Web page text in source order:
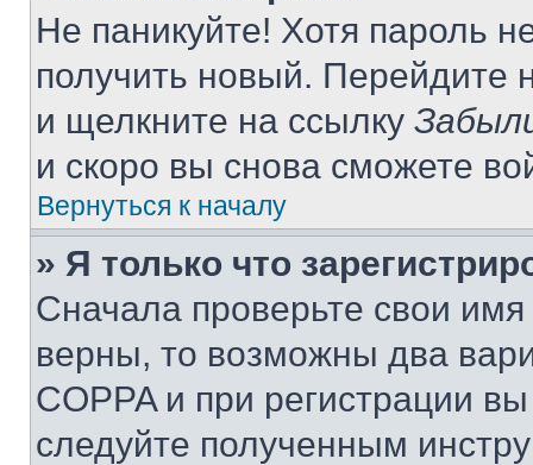
Не паникуйте! Хотя пароль
получить новый. Перейдите
и щелкните на ссылку
и скоро вы снова сможете
Вернуться к началу
» Я только что
Сначала проверьте свои
верны, то возможны два
COPPA и при регистрации
следуйте полученным